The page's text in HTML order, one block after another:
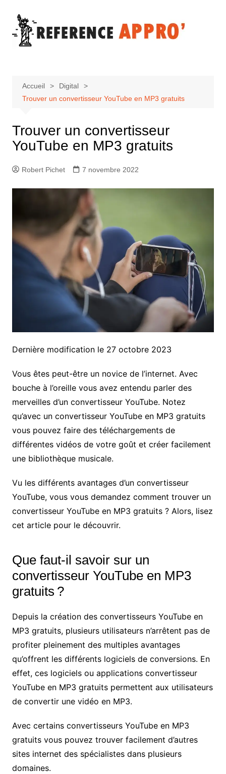
contenu
Accueil
Digital
Trouver un convertisseur YouTube en MP3 gratuits
Trouver un convertisseur
YouTube en MP3 gratuits
Robert Pichet 7 novembre 2022
Dernière modification le 27 octobre 2023
Vous êtes peut-être un novice de l’internet. Avec
bouche à l’oreille vous avez entendu parler des
merveilles d’un convertisseur YouTube. Notez
qu’avec un convertisseur YouTube en MP3 gratuits
vous pouvez faire des téléchargements de
différentes vidéos de votre goût et créer facilement
une bibliothèque musicale.
Vu les différents avantages d’un convertisseur
YouTube, vous vous demandez comment trouver un
convertisseur YouTube en MP3 gratuits ? Alors, lisez
cet article pour le découvrir.
Que faut-il savoir sur un
convertisseur YouTube en MP3
gratuits ?
Depuis la création des convertisseurs YouTube en
MP3 gratuits, plusieurs utilisateurs n’arrêtent pas de
profiter pleinement des multiples avantages
qu’offrent les différents logiciels de conversions. En
effet, ces logiciels ou applications convertisseur
YouTube en MP3 gratuits permettent aux utilisateurs
de convertir une vidéo en MP3.
Avec certains convertisseurs YouTube en MP3
gratuits vous pouvez trouver facilement d’autres
sites internet des spécialistes dans plusieurs
domaines.